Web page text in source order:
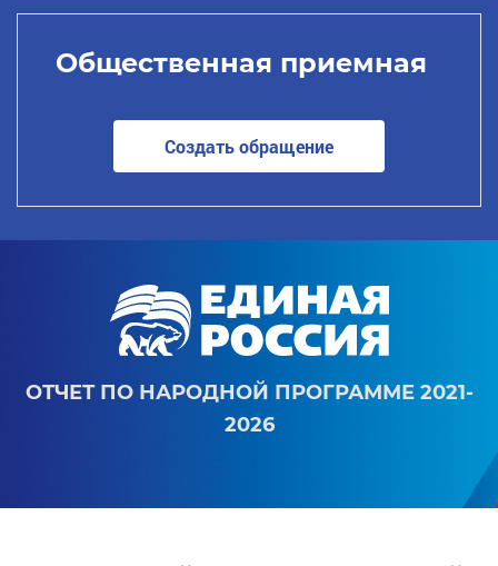
Общественная приемная
Создать обращение
ОТЧЕТ ПО НАРОДНОЙ ПРОГРАММЕ 2021-
2026